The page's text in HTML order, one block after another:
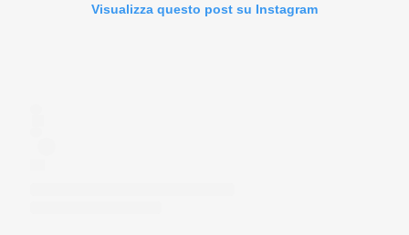
Visualizza questo post su Instagram